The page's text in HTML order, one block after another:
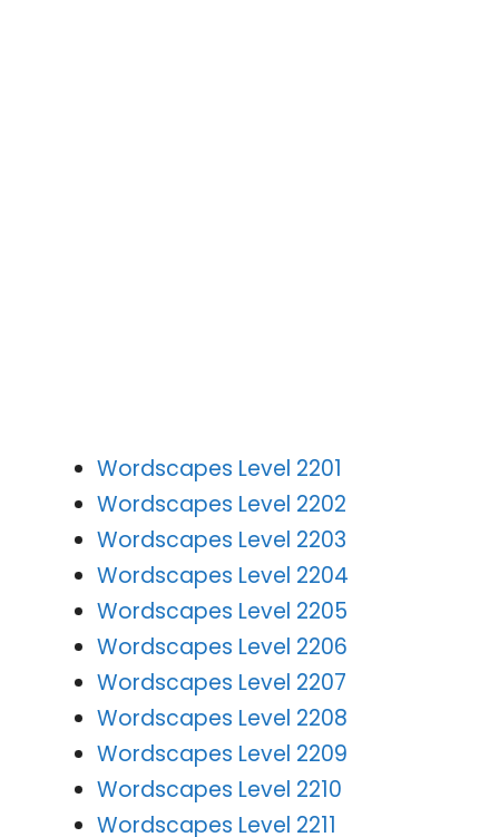
Wordscapes Level 2201
Wordscapes Level 2202
Wordscapes Level 2203
Wordscapes Level 2204
Wordscapes Level 2205
Wordscapes Level 2206
Wordscapes Level 2207
Wordscapes Level 2208
Wordscapes Level 2209
Wordscapes Level 2210
Wordscapes Level 2211